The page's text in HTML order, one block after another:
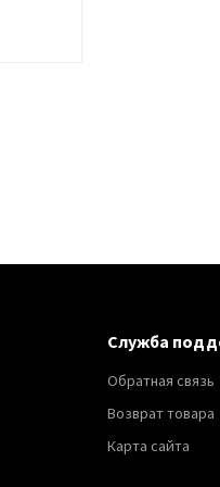
Служба
Обратная связь
Возврат товара
Карта сайта